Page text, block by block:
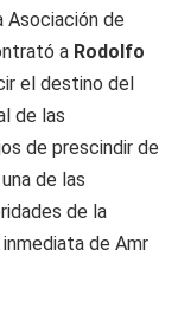
Asociación de
a Rodolfo
el destino del
de las
de prescindir de
de las
de la
de Amr